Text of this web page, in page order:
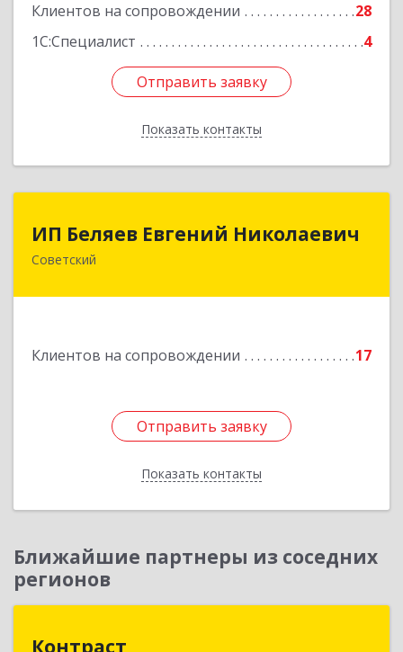
Клиентов на сопровождении
28
1С:Специалист
4
Отправить заявку
Показать контакты
Подробнее
Отправить заявку
Назад
ИП Беляев Евгений Николаевич
Советский
Клиентов на сопровождении 17
Отправить заявку
Показать контакты
ИП Беляев Евгений Николаевич
628240, Ханты-Мансийский Автономный округ
Подробнее
Отправить заявку
Назад
Ближайшие партнеры из соседних
регионов
Контраст